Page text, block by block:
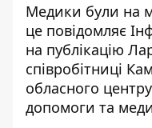
Медики були на
це повідомляє
на публікацію
співробітниці
обласного
допомоги та